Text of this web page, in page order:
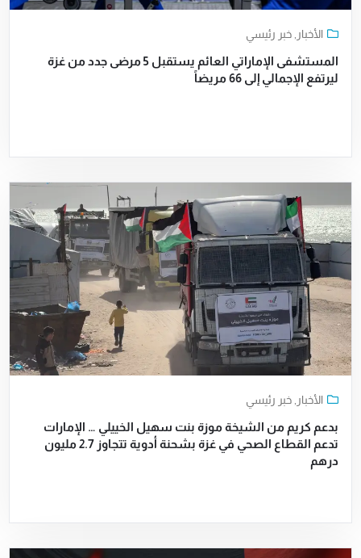
الأخبار ,خبر رئيسي
المستشفى الإماراتي العائم يستقبل 5 مرضى جدد من غزة
ليرتفع الإجمالي إلى 66 مريضاً
الأخبار ,خبر رئيسي
بدعم كريم من الشيخة موزة بنت سهيل الخييلي … الإمارات
تدعم القطاع الصحي في غزة بشحنة أدوية تتجاوز 2.7 مليون
درهم